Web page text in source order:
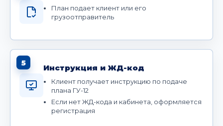
План подает клиент или его
грузоотправитель
5
Инструкция и ЖД-код
Клиент получает инструкцию по подаче
плана ГУ-12
Если нет ЖД-кода и кабинета, оформляется
регистрация